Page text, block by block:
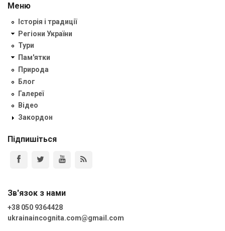
Меню
Історія і традиції
Регіони України
Тури
Пам'ятки
Природа
Блог
Галереї
Відео
Закордон
Підпишіться
Зв'язок з нами
+38 050 9364428
ukrainaincognita.com@gmail.com